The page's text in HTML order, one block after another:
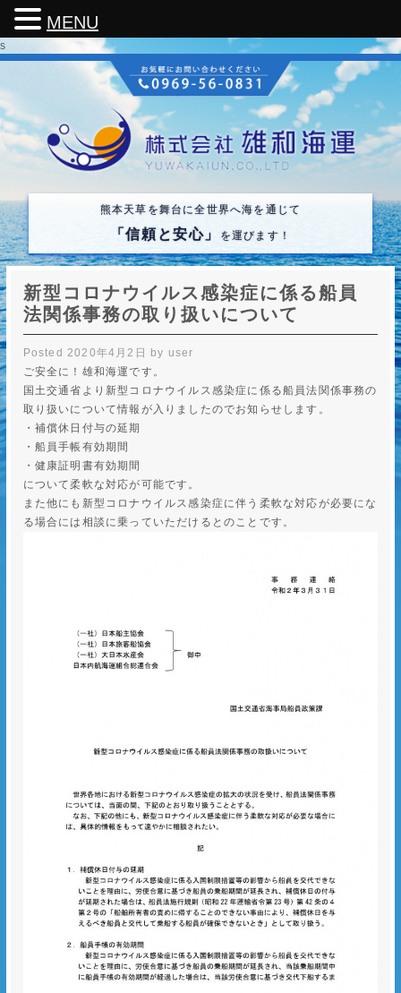
s
熊本天草を舞台に全世界へ海を通じて
「信頼と安心」 を運びます！
新型コロナウイルス感染症に係る船員
法関係事務の取り扱いについて
Posted2020年4月2日 by user
ご安全に！雄和海運です。
国土交通省より新型コロナウイルス感染症に係る船員法関係事務の
取り扱いについて情報が入りましたのでお知らせします。
・補償休日付与の延期
・船員手帳有効期間
・健康証明書有効期間
について柔軟な対応が可能です。
また他にも新型コロナウイルス感染症に伴う柔軟な対応が必要にな
る場合には相談に乗っていただけるとのことです。
MENU